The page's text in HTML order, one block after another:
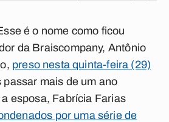
é o nome como ficou
da Braiscompany, Antônio
preso nesta quinta-feira (29)
passar mais de um ano
esposa, Fabrícia Farias
por uma série de